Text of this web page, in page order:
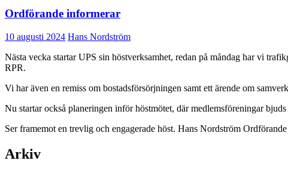
Ordförande informerar
10 augusti 2024 Hans Nordström
Nästa vecka startar UPS sin höstverksamhet, redan på måndag har vi
RPR.
Vi har även en remiss om bostadsförsörjningen samt ett ärende om
Nu startar också planeringen inför höstmötet, där medlemsföreningar
Ser framemot en trevlig och engagerade höst. Hans Nordström Ordförande
Arkiv